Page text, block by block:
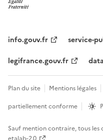
info.gouv.fr
service-
legifrance.gouv.fr
Plan du site Mentions légales
partiellement conforme
Sauf mention contraire, tous les